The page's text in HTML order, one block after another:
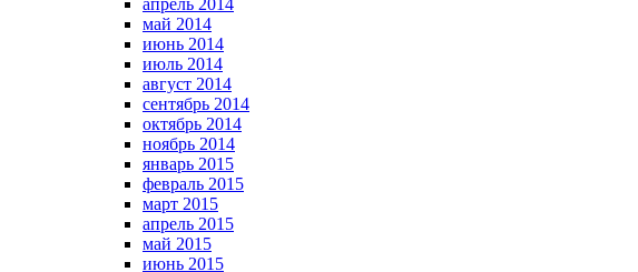
апрель 2014
май 2014
июнь 2014
июль 2014
август 2014
сентябрь 2014
октябрь 2014
ноябрь 2014
январь 2015
февраль 2015
март 2015
апрель 2015
май 2015
июнь 2015